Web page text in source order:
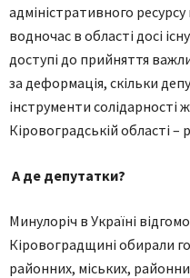
адміністративного
водночас в області досі
доступі до прийняття
за деформація, скільки
інструменти солідарності
Кіровоградській області
А де депутатки?
Минулоріч в Україні
Кіровоградщині обирали
районних, міських,